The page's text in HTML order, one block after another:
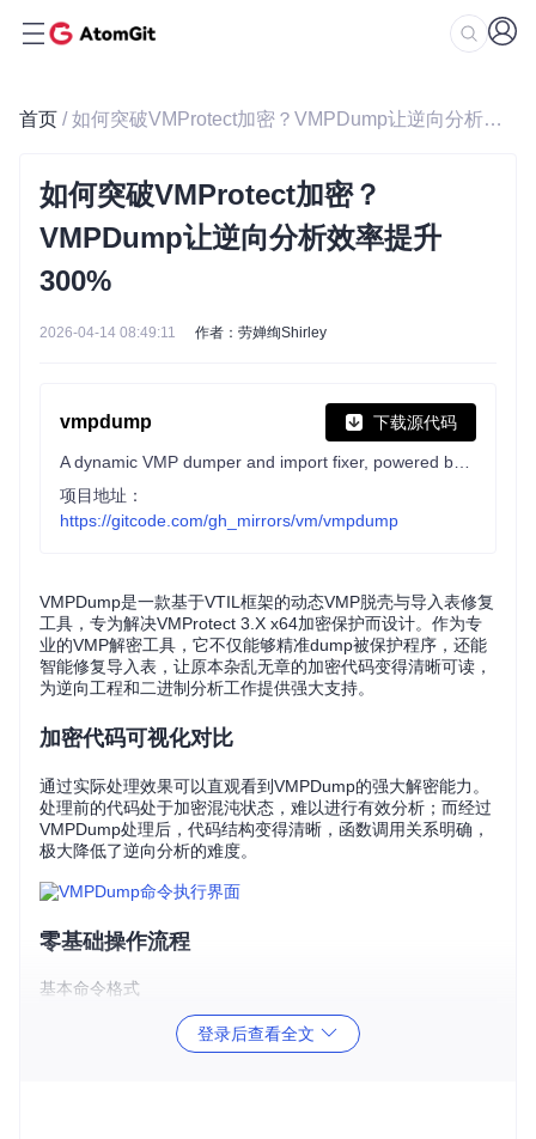
首页 / 如何突破VMProtect加密？VMPDump让逆向分析效率提升300%
如何突破VMProtect加密？
VMPDump让逆向分析效率提升
300%
2026-04-14 08:49:11 作者：劳婵绚Shirley
vmpdump 下载源代码
项目地址：
https://gitcode.com/gh_mirrors/vm/vmpdump
VMPDump是一款基于VTIL框架的动态VMP脱壳与导入表修复
工具，专为解决VMProtect 3.X x64加密保护而设计。作为专
业的VMP解密工具，它不仅能够精准dump被保护程序，还能
智能修复导入表，让原本杂乱无章的加密代码变得清晰可读，
为逆向工程和二进制分析工作提供强大支持。
加密代码可视化对比
通过实际处理效果可以直观看到VMPDump的强大解密能力。
处理前的代码处于加密混沌状态，难以进行有效分析；而经过
VMPDump处理后，代码结构变得清晰，函数调用关系明确，
极大降低了逆向分析的难度。
零基础操作流程
基本命令格式
登录后查看全文